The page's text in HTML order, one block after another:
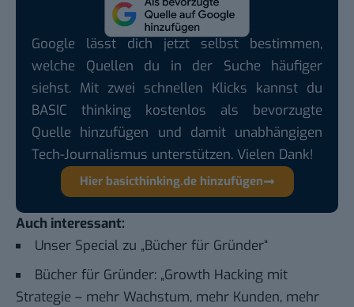
Google lässt dich jetzt selbst bestimmen,
welche Quellen du in der Suche häufiger
siehst. Mit zwei schnellen Klicks kannst du
BASIC thinking kostenlos als bevorzugte
Quelle hinzufügen und damit unabhängigen
Tech-Journalismus unterstützen. Vielen Dank!
Hier basicthinking.de hinzufügen
Auch interessant:
Unser Special zu „Bücher für Gründer“
Bücher für Gründer: „Growth Hacking mit
Strategie – mehr Wachstum, mehr Kunden, mehr